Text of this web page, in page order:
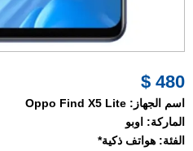
480 $
اسم الجهاز: Oppo Find X5 Lite
الماركة: اوبو
الفئة: هواتف ذكية*